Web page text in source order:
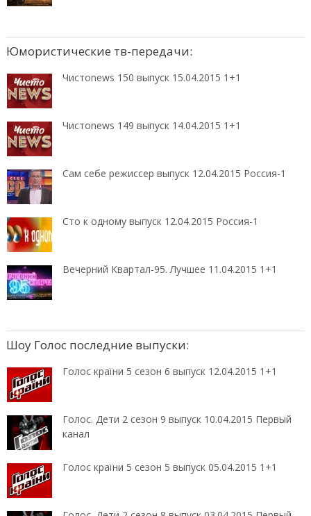
Юмористические тв-передачи:
Чистоnews 150 выпуск 15.04.2015 1+1
Чистоnews 149 выпуск 14.04.2015 1+1
Сам себе режиссер выпуск 12.04.2015 Россия-1
Сто к одному выпуск 12.04.2015 Россия-1
Вечерний Квартал-95. Лучшее 11.04.2015 1+1
Шоу Голос последние выпуски:
Голос країни 5 сезон 6 выпуск 12.04.2015 1+1
Голос. Дети 2 сезон 9 выпуск 10.04.2015 Первый
канал
Голос країни 5 сезон 5 выпуск 05.04.2015 1+1